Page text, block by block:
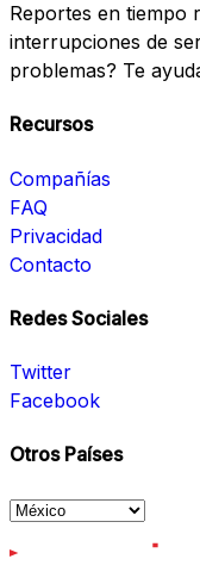
Reportes en tiempo
interrupciones de
problemas? Te
Recursos
Compañías
FAQ
Privacidad
Contacto
Redes Sociales
Twitter
Facebook
Otros Países